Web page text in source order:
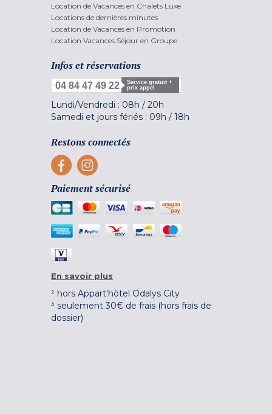
Location de Vacances en Chalets Luxe
Locations de dernières minutes
Location de Vacances en Promotion
Location Vacances Séjour en Groupe
Infos et réservations
04 84 47 49 22
Service gratuit +
prix appel
Lundi/Vendredi : 08h / 20h
Samedi et jours fériés : 09h / 18h
Restons connectés
Paiement sécurisé
En savoir plus
² hors Appart'hôtel Odalys City
³ seulement 30€ de frais (hors frais de
dossier)